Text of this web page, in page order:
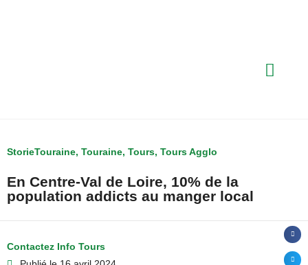
StorieTouraine, Touraine, Tours, Tours Agglo
En Centre-Val de Loire, 10% de la
population addicts au manger local
Contactez Info Tours